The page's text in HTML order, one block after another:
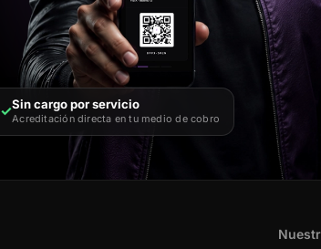
✓Sin cargo por servicio
Acreditación directa en tu medio de cobro